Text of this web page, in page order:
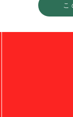
こ